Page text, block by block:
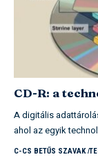
CD-R: a
A digitális
ahol az egyik
C-CS BETŰS SZAVAK